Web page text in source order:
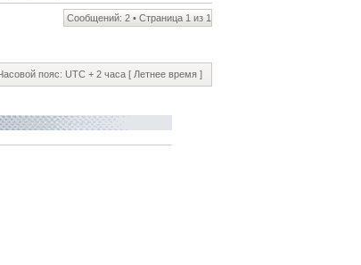
Сообщений: 2 • Страница 1 из 1
пояс: UTC + 2 часа [ Летнее время ]